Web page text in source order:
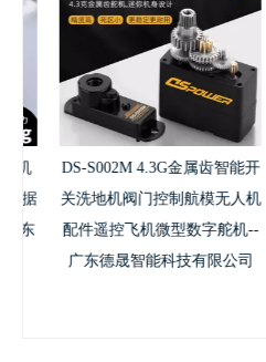
DS-S002M 4.3G金属齿智能开
关洗地机阀门控制航模无人机
配件遥控飞机微型数字舵机--
广东德晟智能科技有限公司